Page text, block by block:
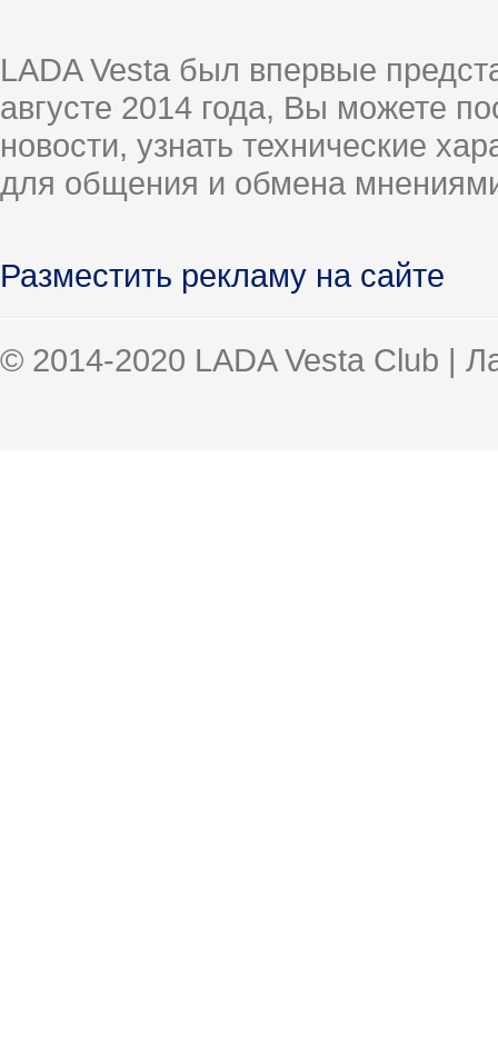
LADA Vesta был впервые
августе 2014 года, Вы можете
новости, узнать технические
для общения и обмена
Разместить рекламу на сайте
© 2014-2020 LADA Vesta Club |